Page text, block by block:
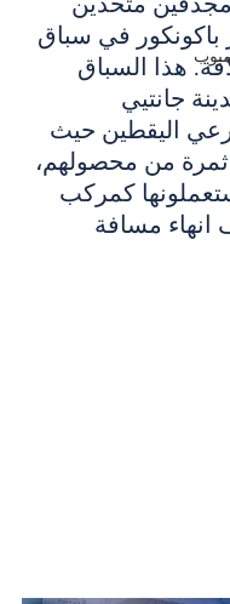
باكونكور في سباق
هذا السباق
جانتيي
اليقطين حيث
ثمرة من محصولهم،
كمركب
انهاء مسافة